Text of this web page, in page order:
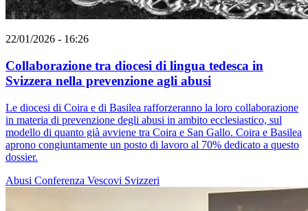
22/01/2026 - 16:26
Collaborazione tra diocesi di lingua tedesca in
Svizzera nella prevenzione agli abusi
Le diocesi di Coira e di Basilea rafforzeranno la loro collaborazione
in materia di prevenzione degli abusi in ambito ecclesiastico, sul
modello di quanto già avviene tra Coira e San Gallo. Coira e Basilea
aprono congiuntamente un posto di lavoro al 70% dedicato a questo
dossier.
Abusi Conferenza Vescovi Svizzeri